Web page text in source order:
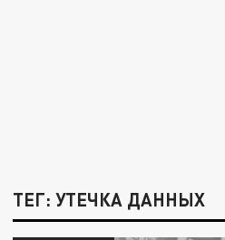
ТЕГ: УТЕЧКА ДАННЫХ